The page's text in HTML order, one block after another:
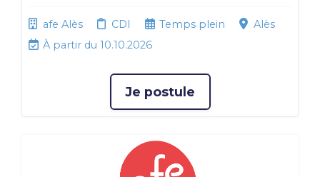
afe Alès CDI Temps plein
Alès
À partir du 10.10.2026
Je postule